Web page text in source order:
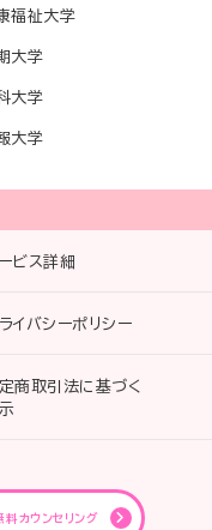
福祉大学
大学
大学
大学
ビス詳細
イバシーポリシー
商取引法に基づく
料カウンセリング